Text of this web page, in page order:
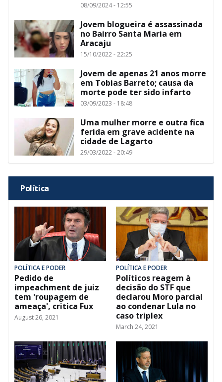
08/09/2024 - 12:55
Jovem blogueira é assassinada
no Bairro Santa Maria em
Aracaju
15/10/2022 - 22:25
Jovem de apenas 21 anos morre
em Tobias Barreto; causa da
morte pode ter sido infarto
03/09/2023 - 18:48
Uma mulher morre e outra fica
ferida em grave acidente na
cidade de Lagarto
29/03/2022 - 20:49
Política
POLÍTICA E PODER
Pedido de
impeachment de juiz
tem 'roupagem de
ameaça', critica Fux
August 26, 2021
POLÍTICA E PODER
Políticos reagem à
decisão do STF que
declarou Moro parcial
ao condenar Lula no
caso triplex
March 24, 2021